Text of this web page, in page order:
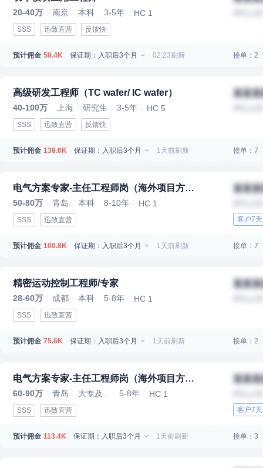
20-40万 南京 本科 3-5年 HC 1
SSS 迅致直营 反馈快
预计佣金 50.4K 保证期：入职后3个月 02:23刷新 接单：2
高级研发工程师（TC wafer/ IC wafer）
40-100万 上海 研究生 3-5年 HC 5
SSS 迅致直营 反馈快
某某
预计佣金 138.6K 保证期：入职后3个月 1天前刷新 接单：7
电气方案专家-主任工程师岗（海外项目方向 ）HC 2
50-80万 青岛 本科 8-10年 HC 1
SSS 迅致直营
某某
客户7
预计佣金 100.8K 保证期：入职后3个月 1天前刷新 接单：7
精密运动控制工程师/专家
28-60万 成都 本科 5-8年 HC 1
SSS 迅致直营
某某
预计佣金 75.6K 保证期：入职后3个月 1天前刷新 接单：2
电气方案专家-主任工程师岗（海外项目方向 ）
60-90万 青岛 大专及... 5-8年 HC 1
SSS 迅致直营
某某
客户7
预计佣金 113.4K 保证期：入职后3个月 1天前刷新 接单：3